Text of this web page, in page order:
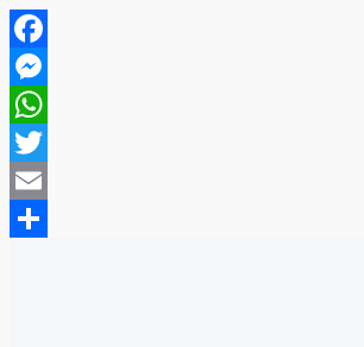
Facebook
Messenger
WhatsApp
Twitter
Email